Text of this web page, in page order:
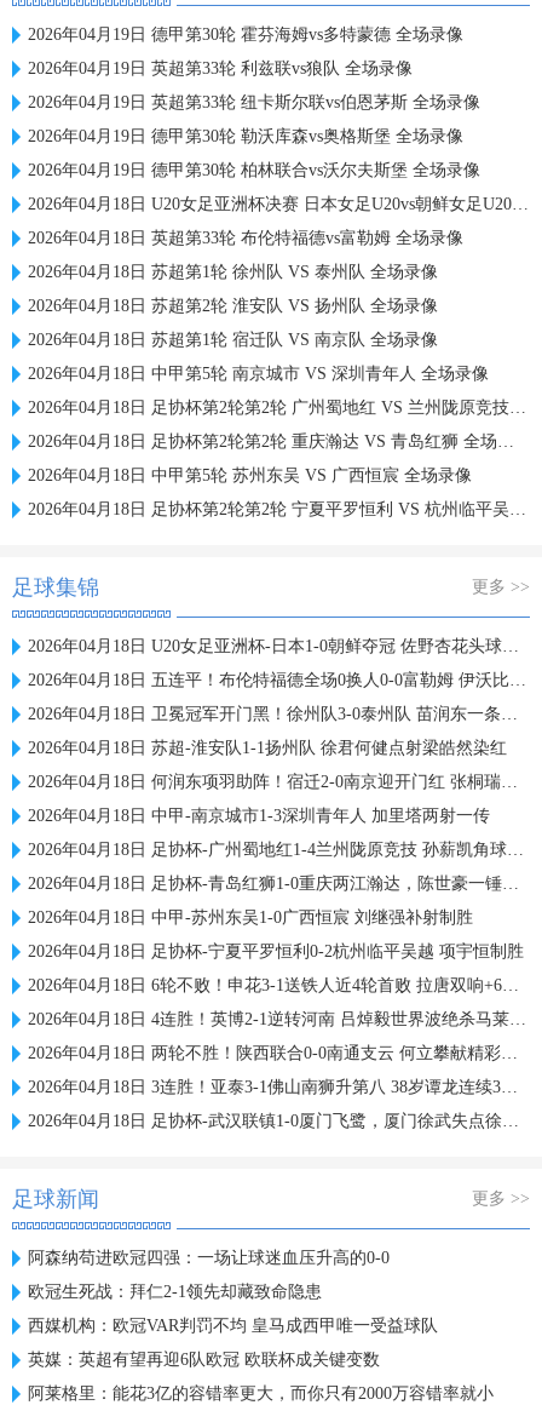
2026年04月19日 德甲第30轮 霍芬海姆vs多特蒙德 全场录像
2026年04月19日 英超第33轮 利兹联vs狼队 全场录像
2026年04月19日 英超第33轮 纽卡斯尔联vs伯恩茅斯 全场录像
2026年04月19日 德甲第30轮 勒沃库森vs奥格斯堡 全场录像
2026年04月19日 德甲第30轮 柏林联合vs沃尔夫斯堡 全场录像
2026年04月18日 U20女足亚洲杯决赛 日本女足U20vs朝鲜女足U20 全场录像
2026年04月18日 英超第33轮 布伦特福德vs富勒姆 全场录像
2026年04月18日 苏超第1轮 徐州队 VS 泰州队 全场录像
2026年04月18日 苏超第2轮 淮安队 VS 扬州队 全场录像
2026年04月18日 苏超第1轮 宿迁队 VS 南京队 全场录像
2026年04月18日 中甲第5轮 南京城市 VS 深圳青年人 全场录像
2026年04月18日 足协杯第2轮第2轮 广州蜀地红 VS 兰州陇原竞技 全场录像
2026年04月18日 足协杯第2轮第2轮 重庆瀚达 VS 青岛红狮 全场录像
2026年04月18日 中甲第5轮 苏州东吴 VS 广西恒宸 全场录像
2026年04月18日 足协杯第2轮第2轮 宁夏平罗恒利 VS 杭州临平吴越 全场录像
足球集锦 更多 >>
2026年04月18日 U20女足亚洲杯-日本1-0朝鲜夺冠 佐野杏花头球制胜 朝鲜首次丢球
2026年04月18日 五连平！布伦特福德全场0换人0-0富勒姆 伊沃比伤退莱诺神扑
2026年04月18日 卫冕冠军开门黑！徐州队3-0泰州队 苗润东一条龙+双响 杨旭东破门
2026年04月18日 苏超-淮安队1-1扬州队 徐君何健点射梁皓然染红
2026年04月18日 何润东项羽助阵！宿迁2-0南京迎开门红 张桐瑞开场闪击+点射破门
2026年04月18日 中甲-南京城市1-3深圳青年人 加里塔两射一传
2026年04月18日 足协杯-广州蜀地红1-4兰州陇原竞技 孙薪凯角球直接破门
2026年04月18日 足协杯-青岛红狮1-0重庆两江瀚达，陈世豪一锤定音
2026年04月18日 中甲-苏州东吴1-0广西恒宸 刘继强补射制胜
2026年04月18日 足协杯-宁夏平罗恒利0-2杭州临平吴越 项宇恒制胜
2026年04月18日 6轮不败！申花3-1送铁人近4轮首败 拉唐双响+6轮7球 金顺凯破门
2026年04月18日 4连胜！英博2-1逆转河南 吕焯毅世界波绝杀马莱莱破门王上源建功
2026年04月18日 两轮不胜！陕西联合0-0南通支云 何立攀献精彩扑救科列夫破门无效
2026年04月18日 3连胜！亚泰3-1佛山南狮升第八 38岁谭龙连续3场破门+造乌龙
2026年04月18日 足协杯-武汉联镇1-0厦门飞鹭，厦门徐武失点徐智诚制
足球新闻 更多 >>
阿森纳苟进欧冠四强：一场让球迷血压升高的0-0
欧冠生死战：拜仁2-1领先却藏致命隐患
西媒机构：欧冠VAR判罚不均 皇马成西甲唯一受益球队
英媒：英超有望再迎6队欧冠 欧联杯成关键变数
阿莱格里：能花3亿的容错率更大，而你只有2000万容错率就小